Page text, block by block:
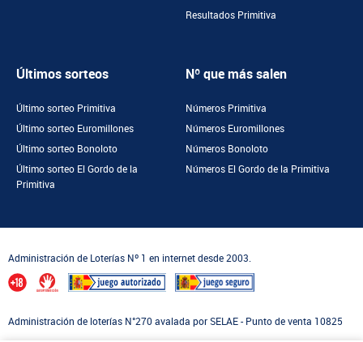
Resultados Primitiva
Últimos sorteos
Último sorteo Primitiva
Último sorteo Euromillones
Último sorteo Bonoloto
Último sorteo El Gordo de la
Primitiva
Nº que más salen
Números Primitiva
Números Euromillones
Números Bonoloto
Números El Gordo de la Primitiva
Administración de Loterías Nº 1 en internet desde 2003.
Administración de loterías N°270 avalada por SELAE - Punto de venta 10825